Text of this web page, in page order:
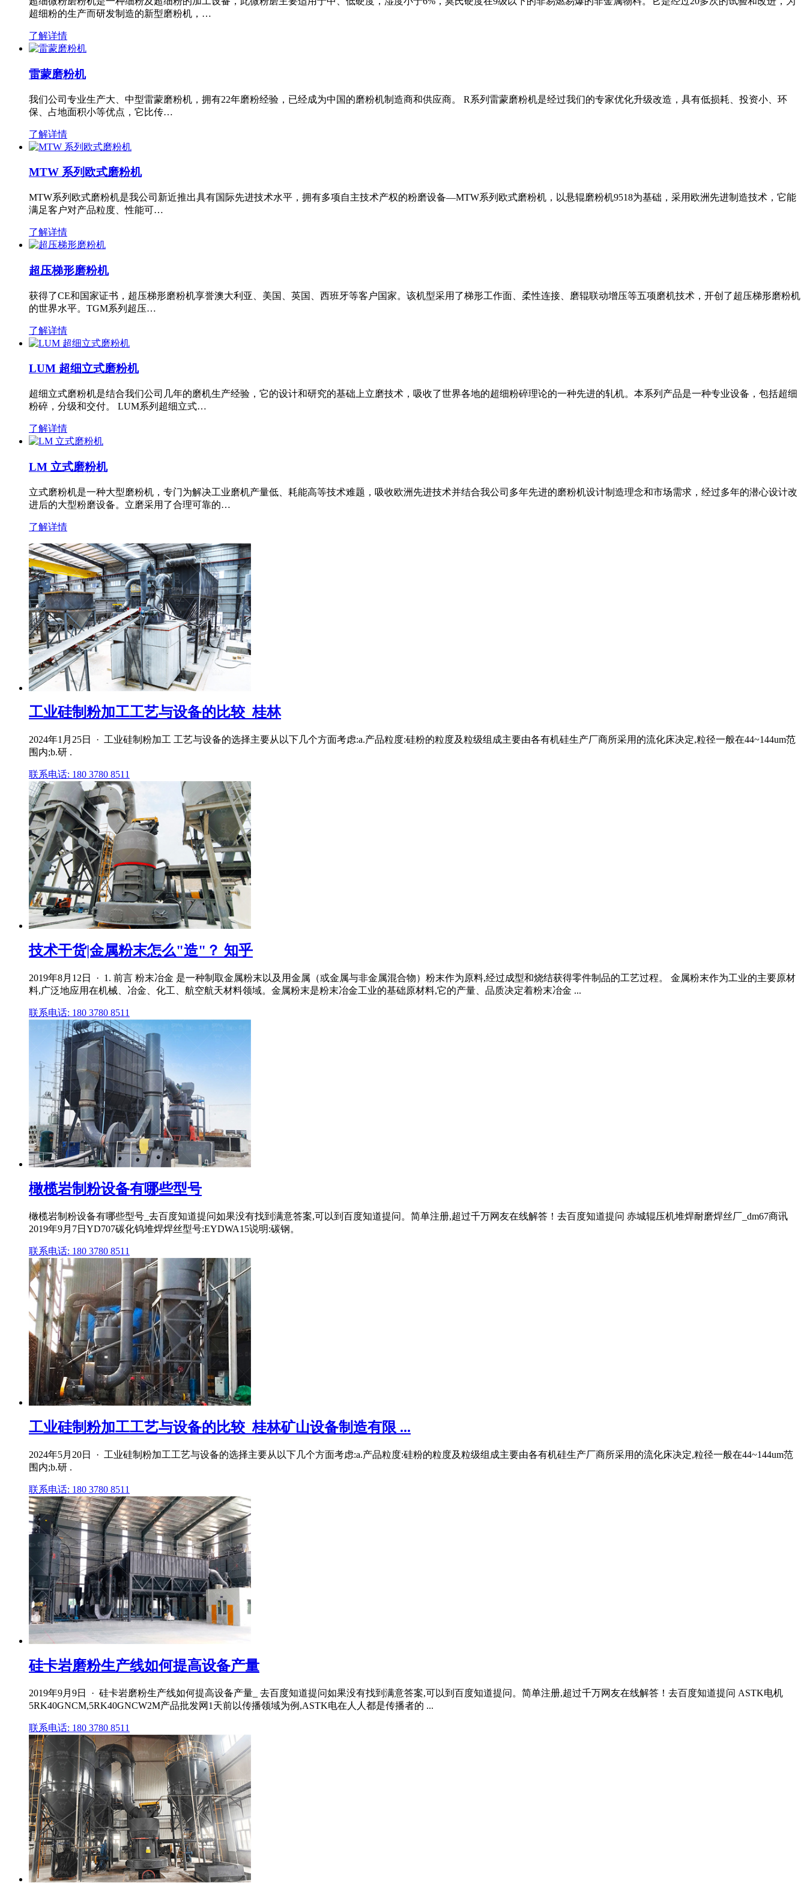
超细粉的生产而研发制造的新型磨粉机，…
了解详情
雷蒙磨粉机
我们公司专业生产大、中型雷蒙磨粉机，拥有22年磨粉经验，已经成为中国的磨粉机制造商和供应商。 R系列雷蒙磨粉机是经过我们的专家优化升级改造，具有低损耗、投资小、环
保、占地面积小等优点，它比传…
了解详情
MTW 系列欧式磨粉机
MTW系列欧式磨粉机是我公司新近推出具有国际先进技术水平，拥有多项自主技术产权的粉磨设备—MTW系列欧式磨粉机，以悬辊磨粉机9518为基础，采用欧洲先进制造技术，它能
满足客户对产品粒度、性能可…
了解详情
超压梯形磨粉机
获得了CE和国家证书，超压梯形磨粉机享誉澳大利亚、美国、英国、西班牙等客户国家。该机型采用了梯形工作面、柔性连接、磨辊联动增压等五项磨机技术，开创了超压梯形磨粉机
的世界水平。TGM系列超压…
了解详情
LUM 超细立式磨粉机
超细立式磨粉机是结合我们公司几年的磨机生产经验，它的设计和研究的基础上立磨技术，吸收了世界各地的超细粉碎理论的一种先进的轧机。本系列产品是一种专业设备，包括超细
粉碎，分级和交付。 LUM系列超细立式…
了解详情
LM 立式磨粉机
立式磨粉机是一种大型磨粉机，专门为解决工业磨机产量低、耗能高等技术难题，吸收欧洲先进技术并结合我公司多年先进的磨粉机设计制造理念和市场需求，经过多年的潜心设计改
进后的大型粉磨设备。立磨采用了合理可靠的…
了解详情
工业硅制粉加工工艺与设备的比较_桂林
2024年1月25日 · 工业硅制粉加工 工艺与设备的选择主要从以下几个方面考虑:a.产品粒度:硅粉的粒度及粒级组成主要由各有机硅生产厂商所采用的流化床决定,粒径一般在44~144um范
围内;b.研 .
联系电话: 180 3780 8511
技术干货|金属粉末怎么"造"？ 知乎
2019年8月12日 · 1. 前言 粉末冶金 是一种制取金属粉末以及用金属（或金属与非金属混合物）粉末作为原料,经过成型和烧结获得零件制品的工艺过程。 金属粉末作为工业的主要原材
料,广泛地应用在机械、冶金、化工、航空航天材料领域。金属粉末是粉末冶金工业的基础原材料,它的产量、品质决定着粉末冶金 ...
联系电话: 180 3780 8511
橄榄岩制粉设备有哪些型号
橄榄岩制粉设备有哪些型号_去百度知道提问如果没有找到满意答案,可以到百度知道提问。简单注册,超过千万网友在线解答！去百度知道提问 赤城辊压机堆焊耐磨焊丝厂_dm67商讯
2019年9月7日YD707碳化钨堆焊焊丝型号:EYDWA15说明:碳钢。
联系电话: 180 3780 8511
工业硅制粉加工工艺与设备的比较_桂林矿山设备制造有限 ...
2024年5月20日 · 工业硅制粉加工工艺与设备的选择主要从以下几个方面考虑:a.产品粒度:硅粉的粒度及粒级组成主要由各有机硅生产厂商所采用的流化床决定,粒径一般在44~144um范
围内;b.研 .
联系电话: 180 3780 8511
硅卡岩磨粉生产线如何提高设备产量
2019年9月9日 · 硅卡岩磨粉生产线如何提高设备产量_ 去百度知道提问如果没有找到满意答案,可以到百度知道提问。简单注册,超过千万网友在线解答！去百度知道提问 ASTK电机
5RK40GNCM,5RK40GNCW2M产品批发网1天前以传播领域为例,ASTK电在人人都是传播者的 ...
联系电话: 180 3780 8511